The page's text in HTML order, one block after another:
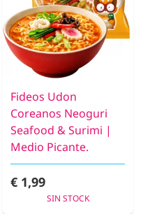
Fideos Udon
Coreanos Neoguri
Seafood & Surimi |
Medio Picante.
€ 1,99
SIN STOCK